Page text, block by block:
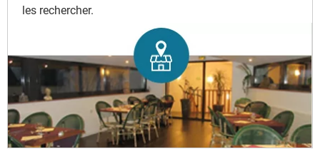
les rechercher.